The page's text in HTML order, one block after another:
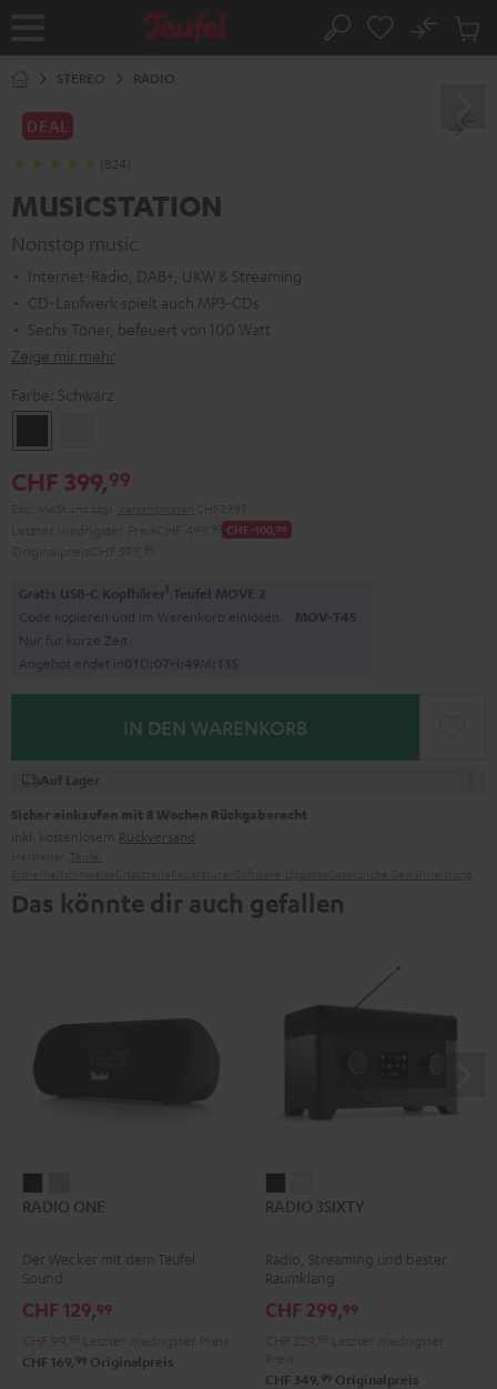
Startseite Suche
No
STEREO RADIO
DEAL
(824)
MUSICSTATION
Nonstop music
Internet-Radio, DAB+, UKW & Streaming
CD-Laufwerk spielt auch MP3-CDs
Sechs Töner, befeuert von 100 Watt
Zeige mir mehr
Farbe: Schwarz
CHF 399,99
CHF -100,00
Gratis USB-C Kopfhörer1 Teufel MOVE 2
Code kopieren und im Warenkorb einlösen. MOV-T4S
Nur für kurze Zeit
Angebot endet in01D:07H:49M:09S
IN DEN WARENKORB
Auf Lager
Sicher einkaufen mit 8 Wochen Rückgaberecht
inkl. kostenlosem Rückversand
Das könnte dir auch gefallen
ONE ONE
Gray
RADIO ONE
Der Wecker mit dem Teufel
Sound
CHF 129,99
CHF 169, 99 Originalpreis
3SIXTY3SIXTY
RADIO 3SIXTY
Radio, Streaming und bester
Raumklang
CHF 299,99
CHF 349, 99 Originalpreis